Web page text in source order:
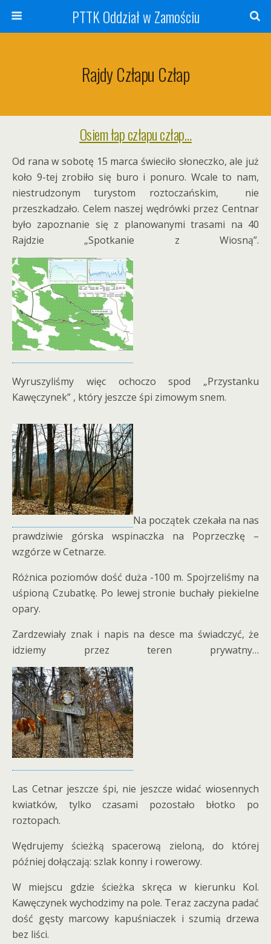
PTTK Oddział w Zamościu
Rajdy Człapu Człap
Osiem łap człapu człap…
Od rana w sobotę 15 marca świeciło słoneczko, ale już
koło 9-tej zrobiło się buro i ponuro. Wcale to nam,
niestrudzonym turystom roztoczańskim, nie
przeszkadzało. Celem naszej wędrówki przez Centnar
było zapoznanie się z planowanymi trasami na 40
Rajdzie „Spotkanie z Wiosną”.
Wyruszyliśmy więc ochoczo spod „Przystanku
Kawęczynek” , który jeszcze śpi zimowym snem.
Na początek czekała na nas
prawdziwie górska wspinaczka na Poprzeczkę –
wzgórze w Cetnarze.
Różnica poziomów dość duża -100 m. Spojrzeliśmy na
uśpioną Czubatkę. Po lewej stronie buchały piekielne
opary.
Zardzewiały znak i napis na desce ma świadczyć, że
idziemy przez teren prywatny…
Las Cetnar jeszcze śpi, nie jeszcze widać wiosennych
kwiatków, tylko czasami pozostało błotko po
roztopach.
Wędrujemy ścieżką spacerową zieloną, do której
później dołączają: szlak konny i rowerowy.
W miejscu gdzie ścieżka skręca w kierunku Kol.
Kawęczynek wychodzimy na pole. Teraz zaczyna padać
dość gęsty marcowy kapuśniaczek i szumią drzewa
bez liści.